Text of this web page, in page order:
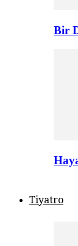
Bir
Tiyatro